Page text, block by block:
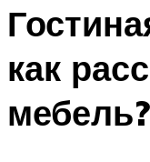
как
мебель?